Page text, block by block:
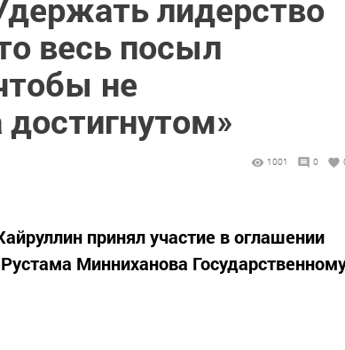
лидерство
весь посыл
не
1001 0
принял участие в оглашении
Минниханова